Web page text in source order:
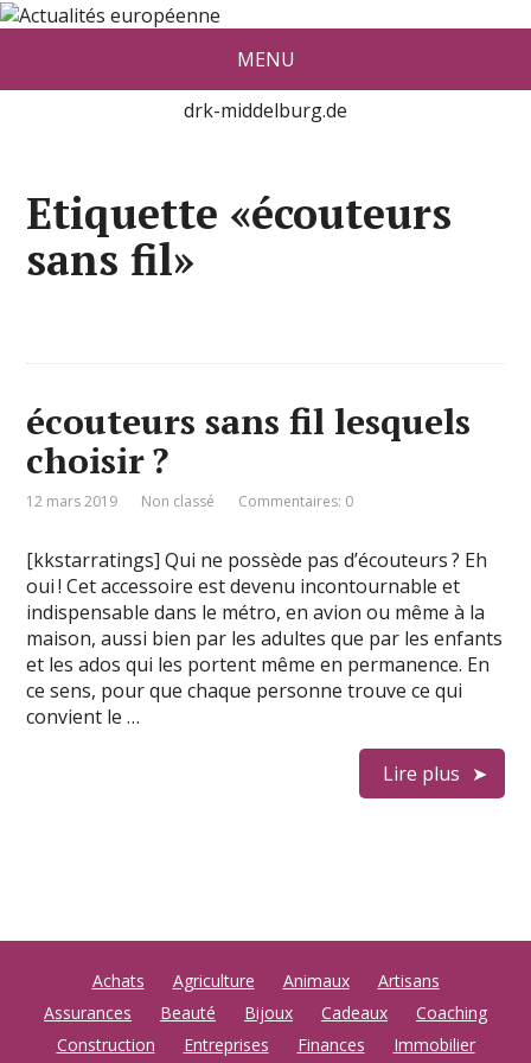
Actualité européenne vue par De
red Konrad Middelburg
drk-middelburg.de
MENU
Etiquette «écouteurs
sans fil»
écouteurs sans fil lesquels
choisir ?
12 mars 2019 Non classé Commentaires: 0
[kkstarratings] Qui ne possède pas d’écouteurs ? Eh
oui ! Cet accessoire est devenu incontournable et
indispensable dans le métro, en avion ou même à la
maison, aussi bien par les adultes que par les enfants
et les ados qui les portent même en permanence. En
ce sens, pour que chaque personne trouve ce qui
convient le …
Lire plus
Achats Agriculture Animaux
Artisans
Assurances
Beauté Bijoux Cadeaux
Coaching
Construction
Entreprises Finances Immobilier